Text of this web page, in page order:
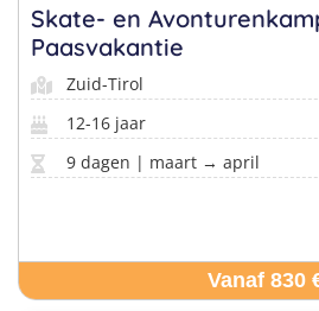
Skate- en
Paasvakantie
Zuid-Tirol
12-16 jaar
9 dagen | maart → april
Vanaf 830